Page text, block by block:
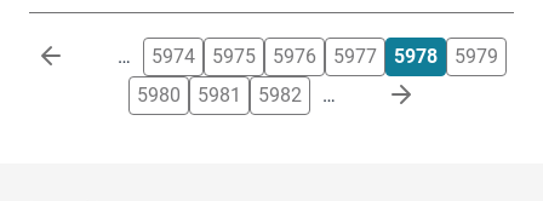
Paginación … 5974 5975 5976 5977 5978
5979
5980
5981 5982 …